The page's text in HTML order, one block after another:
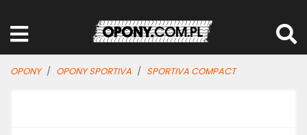
OPONY OPONY SPORTIVA SPORTIVA COMPACT